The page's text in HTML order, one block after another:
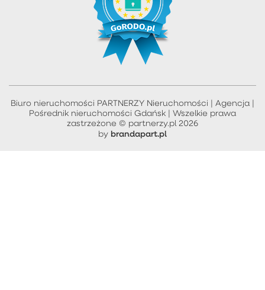
Biuro nieruchomości PARTNERZY Nieruchomości | Agencja |
Pośrednik nieruchomości Gdańsk | Wszelkie prawa
zastrzeżone © partnerzy.pl 2026
by brandapart.pl